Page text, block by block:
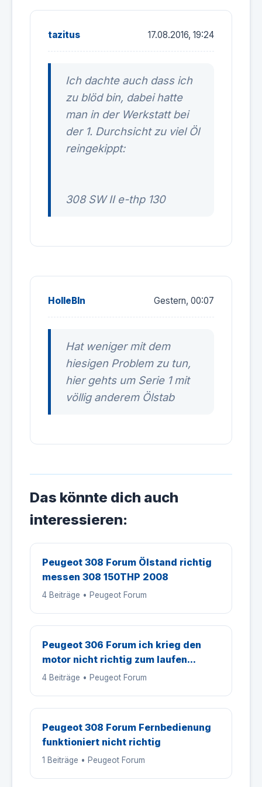
tazitus 17.08.2016, 19:24
Ich dachte auch dass ich
zu blöd bin, dabei hatte
man in der Werkstatt bei
der 1. Durchsicht zu viel Öl
reingekippt:
308 SW II e-thp 130
HolleBln Gestern, 00:07
Hat weniger mit dem
hiesigen Problem zu tun,
hier gehts um Serie 1 mit
völlig anderem Ölstab
Das könnte dich auch
interessieren:
Peugeot 308 Forum Ölstand richtig
messen 308 150THP 2008
4 Beiträge • Peugeot Forum
Peugeot 306 Forum ich krieg den
motor nicht richtig zum laufen...
4 Beiträge • Peugeot Forum
Peugeot 308 Forum Fernbedienung
funktioniert nicht richtig
1 Beiträge • Peugeot Forum